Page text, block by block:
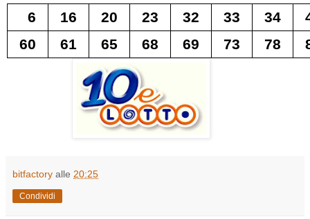
6 16 20 23 32 33 34
60
61 65 68 69 73 78
bitfactory alle 20:25
Condividi